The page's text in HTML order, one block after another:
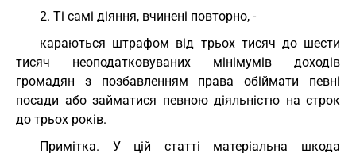
2. Ті самі діяння, вчинені повторно, -
караються штрафом від трьох тисяч до шести
тисяч неоподатковуваних мінімумів доходів
громадян з позбавленням права обіймати певні
посади або займатися певною діяльністю на строк
до трьох років.
Примітка. У цій статті матеріальна шкода